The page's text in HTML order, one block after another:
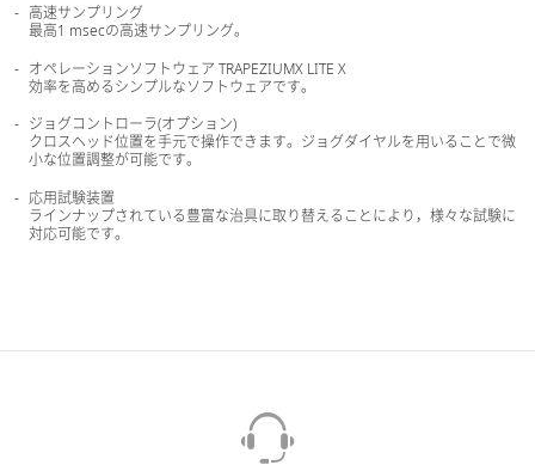
高速サンプリング
最高1 msecの高速サンプリング。
オペレーションソフトウェア TRAPEZIUMX LITE X
効率を高めるシンプルなソフトウェアです。
ジョグコントローラ(オプション)
クロスヘッド位置を手元で操作できます。ジョグダイヤルを用いることで微
小な位置調整が可能です。
応用試験装置
ラインナップされている豊富な治具に取り替えることにより，様々な試験に
対応可能です。